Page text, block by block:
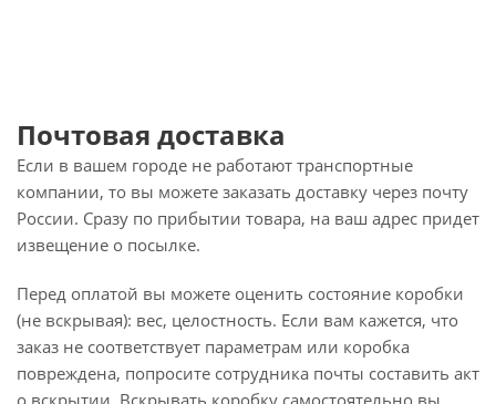
Почтовая доставка
Если в вашем городе не работают транспортные
компании, то вы можете заказать доставку через почту
России. Сразу по прибытии товара, на ваш адрес придет
извещение о посылке.
Перед оплатой вы можете оценить состояние коробки
(не вскрывая): вес, целостность. Если вам кажется, что
заказ не соответствует параметрам или коробка
повреждена, попросите сотрудника почты составить акт
о вскрытии. Вскрывать коробку самостоятельно вы